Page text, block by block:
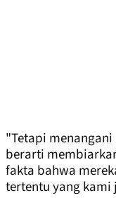
"Tetapi
berarti
fakta bahwa
tertentu yang